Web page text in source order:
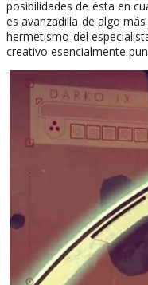
posibilidades de ésta en
es avanzadilla de algo
hermetismo del
creativo esencialmente